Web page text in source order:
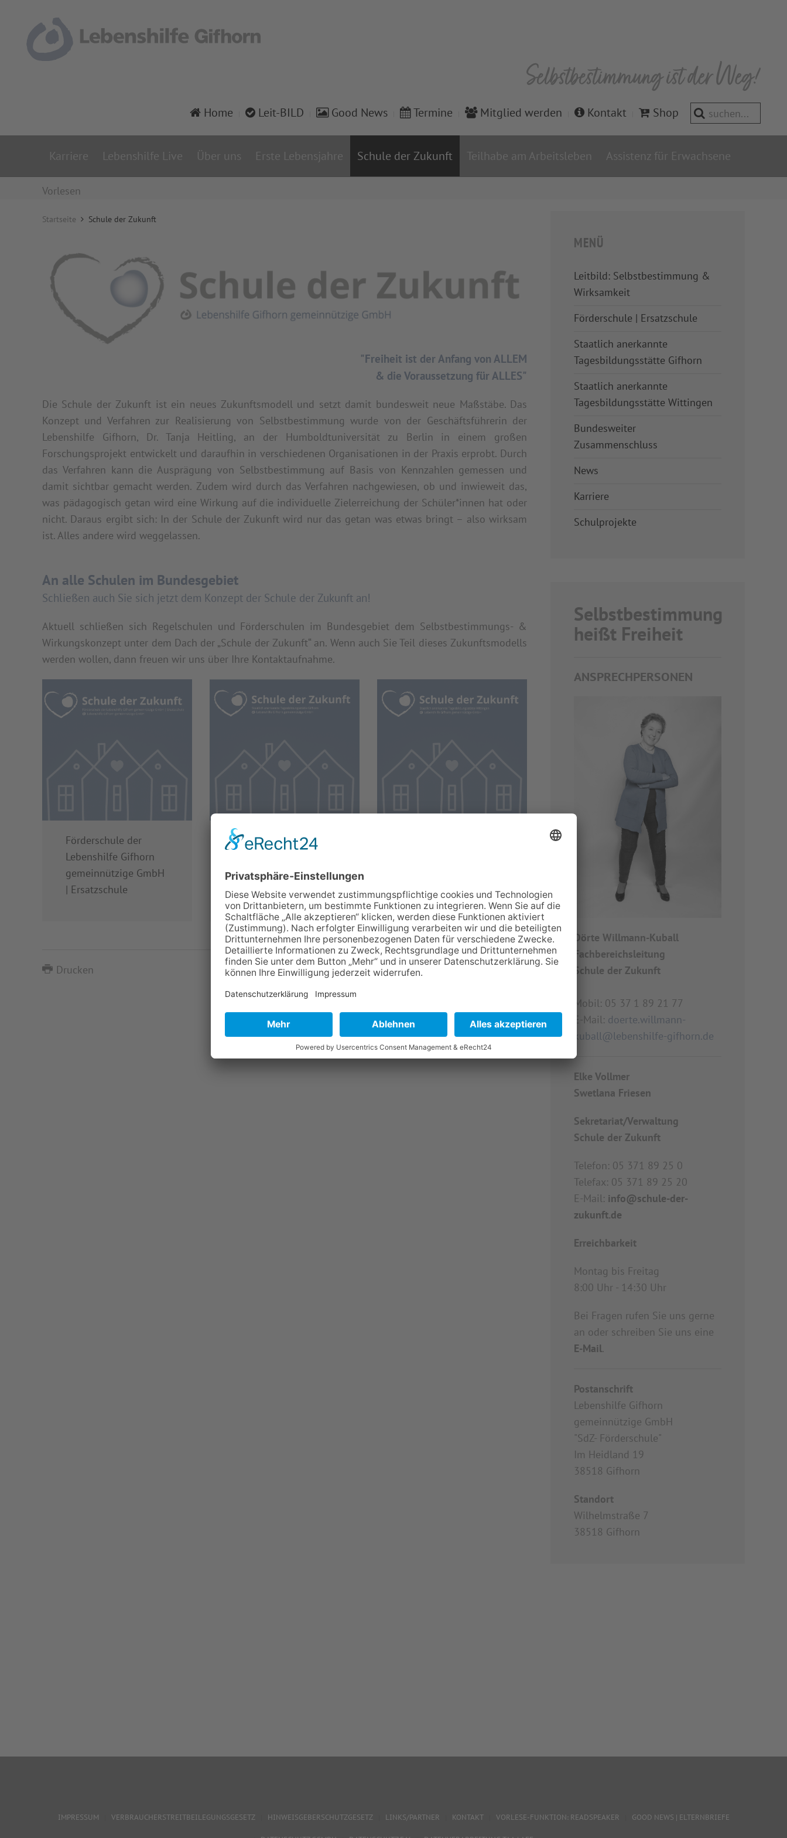
Home Leit-BILD Good News Termine Mitglied werden Kontakt Shop
Karriere Lebenshilfe Live Über uns Erste Lebensjahre Schule der Zukunft Teilhabe am Arbeitsleben Assistenz für Erwachsene
Vorlesen
Startseite Schule der Zukunft
"Freiheit ist der Anfang von ALLEM
& die Voraussetzung für ALLES"
Die Schule der Zukunft ist ein neues Zukunftsmodell und setzt damit bundesweit neue Maßstäbe. Das
Konzept und Verfahren zur Realisierung von Selbstbestimmung wurde von der Geschäftsführerin der
Lebenshilfe Gifhorn, Dr. Tanja Heitling, an der Humboldtuniversität zu Berlin in einem großen
Forschungsprojekt entwickelt und daraufhin in verschiedenen Organisationen in der Praxis erprobt. Durch
das Verfahren kann die Ausprägung von Selbstbestimmung auf Basis von Kennzahlen gemessen und
damit sichtbar gemacht werden. Zudem wird durch das Verfahren nachgewiesen, ob und inwieweit das,
was pädagogisch getan wird eine Wirkung auf die individuelle Zielerreichung der Schüler*innen hat oder
nicht. Daraus ergibt sich: In der Schule der Zukunft wird nur das getan was etwas bringt – also wirksam
ist. Alles andere wird weggelassen.
An alle Schulen im Bundesgebiet
Schließen auch Sie sich jetzt dem Konzept der Schule der Zukunft an!
Aktuell schließen sich Regelschulen und Förderschulen im Bundesgebiet dem Selbstbestimmungs- &
Wirkungskonzept unter dem Dach der „Schule der Zukunft“ an. Wenn auch Sie Teil dieses Zukunftsmodells
werden wollen, dann freuen wir uns über Ihre Kontaktaufnahme.
Förderschule der
Lebenshilfe Gifhorn
gemeinnützige GmbH
| Ersatzschule
Staatlich anerkannte
Gifhorn
Drucken
MENÜ
Leitbild: Selbstbestimmung &
Wirksamkeit
Förderschule | Ersatzschule
Staatlich anerkannte
Tagesbildungsstätte Gifhorn
Staatlich anerkannte
Tagesbildungsstätte Wittingen
Bundesweiter
Zusammenschluss
News
Karriere
Schulprojekte
Selbstbestimmung
heißt Freiheit
ANSPRECHPERSONEN
Dörte Willmann-Kuball
Fachbereichsleitung
Schule der Zukunft
Mobil: 05 37 1 89 21 77
E-Mail: doerte.willmann-
kuball@lebenshilfe-gifhorn.de
Elke Vollmer
Swetlana Friesen
Sekretariat/Verwaltung
Schule der Zukunft
Telefon: 05 371 89 25 0
Telefax: 05 371 89 25 20
E-Mail: info@schule-der-
zukunft.de
Erreichbarkeit
Montag bis Freitag
8:00 Uhr - 14:30 Uhr
Bei Fragen rufen Sie uns gerne
an oder schreiben Sie uns eine
E-Mail.
Postanschrift
Lebenshilfe Gifhorn
gemeinnützige GmbH
"SdZ- Förderschule"
Im Heidland 19
38518 Gifhorn
Standort
Wilhelmstraße 7
38518 Gifhorn
IMPRESSUM VERBRAUCHERSTREITBEILEGUNGSGESETZ HINWEISGEBERSCHUTZGESETZ LINKS/PARTNER KONTAKT VORLESE-FUNKTION: READSPEAKER GOOD NEWS | ELTERNBRIEFE